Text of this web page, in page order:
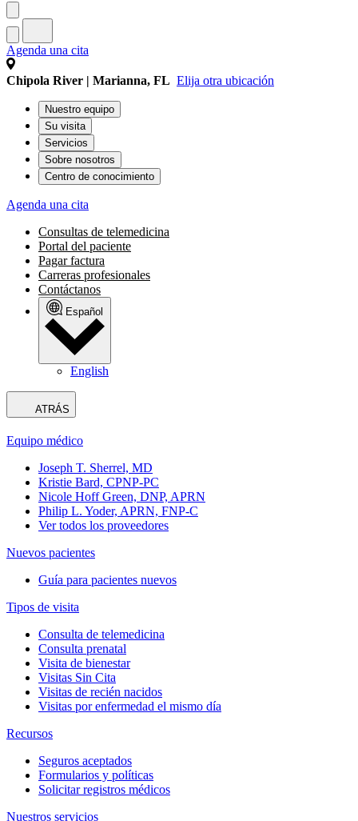
Agenda una cita
Chipola River | Marianna, FL Elija otra ubicación
Nuestro equipo
Su visita
Servicios
Sobre nosotros
Centro de conocimiento
Agenda una cita
Consultas de telemedicina
Portal del paciente
Pagar factura
Carreras profesionales
Contáctanos
Español
English
ATRÁS
Equipo médico
Joseph T. Sherrel, MD
Kristie Bard, CPNP-PC
Nicole Hoff Green, DNP, APRN
Philip L. Yoder, APRN, FNP-C
Ver todos los proveedores
Nuevos pacientes
Guía para pacientes nuevos
Tipos de visita
Consulta de telemedicina
Consulta prenatal
Visita de bienestar
Visitas Sin Cita
Visitas de recién nacidos
Visitas por enfermedad el mismo día
Recursos
Seguros aceptados
Formularios y políticas
Solicitar registros médicos
Nuestros servicios